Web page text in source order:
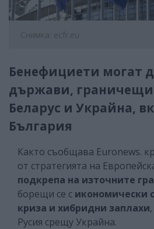
Снимка: ecfr.eu
Бенефициети могат
държави, граничещи
Беларус и Украйна,
България
Както съобщава Euronews.
от стратегията на
подкрепа на източните
борещи се с икономически
криза и хибридни заплахи
Русия срещу Украйна.